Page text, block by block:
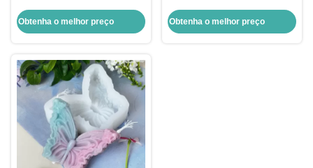
velas 3D
Obtenha o melhor preço
silicone Para fazer velas
Desenhos personalizados
Obtenha o melhor preço